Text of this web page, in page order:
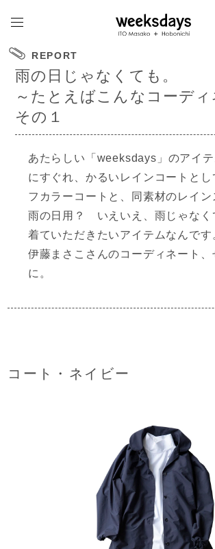
REPORT
雨の日じゃなくても。
～たとえばこんなコーディ
その１
あたらしい「weeksdays」のアイ
にすぐれ、かるいレインコートとし
フカラーコートと、同素材のレイン
雨の日用？ いえいえ、雨じゃなく
着ていただきたいアイテムなんです
伊藤まさこさんのコーディネート、
に。
コート・ネイビー